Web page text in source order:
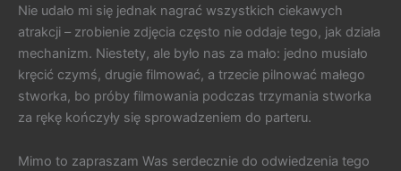
Nie udało mi się jednak nagrać wszystkich ciekawych
atrakcji – zrobienie zdjęcia często nie oddaje tego, jak działa
mechanizm. Niestety, ale było nas za mało: jedno musiało
kręcić czymś, drugie filmować, a trzecie pilnować małego
stworka, bo próby filmowania podczas trzymania stworka
za rękę kończyły się sprowadzeniem do parteru.
Mimo to zapraszam Was serdecznie do odwiedzenia tego